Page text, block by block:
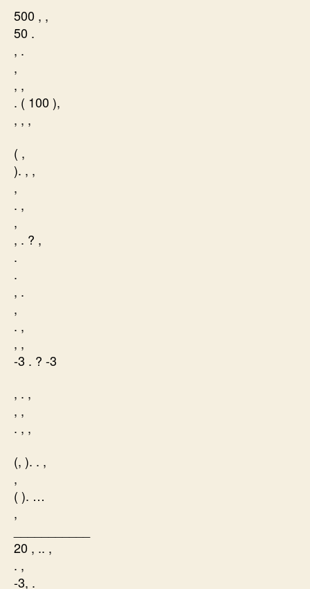
500 , ,
50 .
, .
,
, ,
. ( 100 ),
, , ,
( ,
). , ,
,
. ,
,
, . ? ,
.
.
, .
,
. ,
, ,
-3 . ? -3
, . ,
, ,
. , ,
(, ). . ,
,
( ). …
,
20 , .. ,
. ,
-3, .